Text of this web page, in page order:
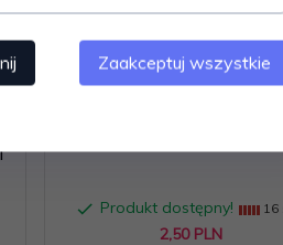
Produkt dostępny! 16
2,50 PLN
Zaakceptuj wszystkie